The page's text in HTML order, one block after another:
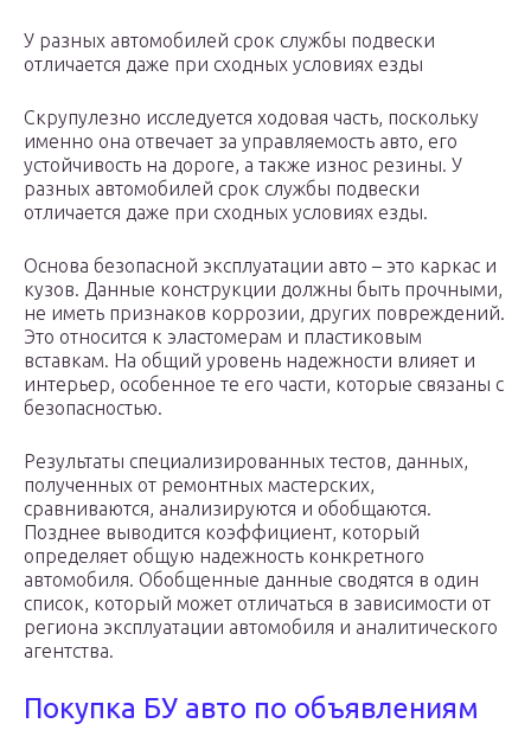
У разных автомобилей срок службы подвески
отличается даже при сходных условиях езды
Скрупулезно исследуется ходовая часть, поскольку
именно она отвечает за управляемость авто, его
устойчивость на дороге, а также износ резины. У
разных автомобилей срок службы подвески
отличается даже при сходных условиях езды.
Основа безопасной эксплуатации авто – это каркас и
кузов. Данные конструкции должны быть прочными,
не иметь признаков коррозии, других повреждений.
Это относится к эластомерам и пластиковым
вставкам. На общий уровень надежности влияет и
интерьер, особенное те его части, которые связаны с
безопасностью.
Результаты специализированных тестов, данных,
полученных от ремонтных мастерских,
сравниваются, анализируются и обобщаются.
Позднее выводится коэффициент, который
определяет общую надежность конкретного
автомобиля. Обобщенные данные сводятся в один
список, который может отличаться в зависимости от
региона эксплуатации автомобиля и аналитического
агентства.
Покупка БУ авто по объявлениям